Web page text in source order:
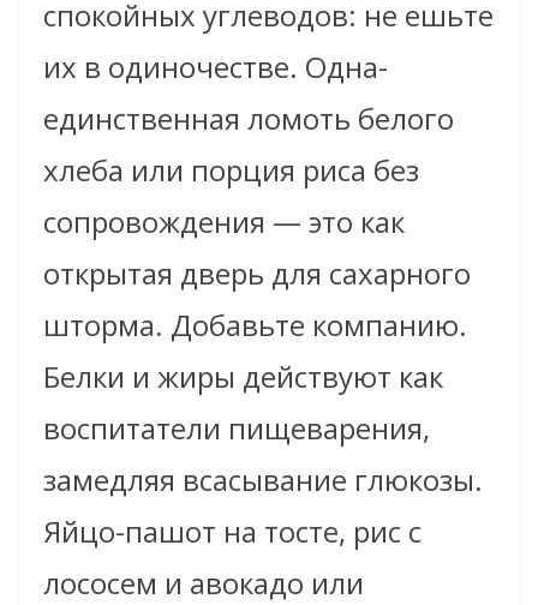
спокойных углеводов: не ешьте
их в одиночестве. Одна-
единственная ломоть белого
хлеба или порция риса без
сопровождения — это как
открытая дверь для сахарного
шторма. Добавьте компанию.
Белки и жиры действуют как
воспитатели пищеварения,
замедляя всасывание глюкозы.
Яйцо-пашот на тосте, рис с
лососем и авокадо или